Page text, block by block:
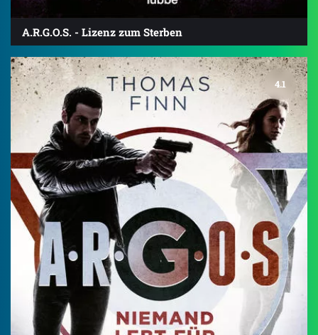
A.R.G.O.S. - Lizenz zum Sterben
4.1